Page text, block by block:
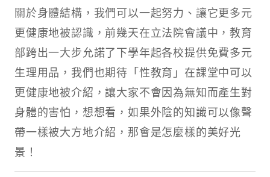
關於身體結構，我們可以一起努力、讓它更多元
更健康地被認識，前幾天在立法院會議中，教育
部跨出一大步允諾了下學年起各校提供免費多元
生理用品，我們也期待「性教育」在課堂中可以
更健康地被介紹，讓大家不會因為無知而產生對
身體的害怕，想想看，如果外陰的知識可以像聲
帶一樣被大方地介紹，那會是怎麼樣的美好光
景！